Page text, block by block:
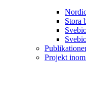
Stora
Projekt